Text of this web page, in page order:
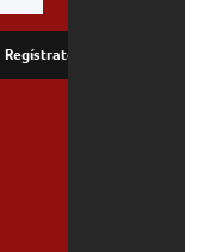
Regístrate